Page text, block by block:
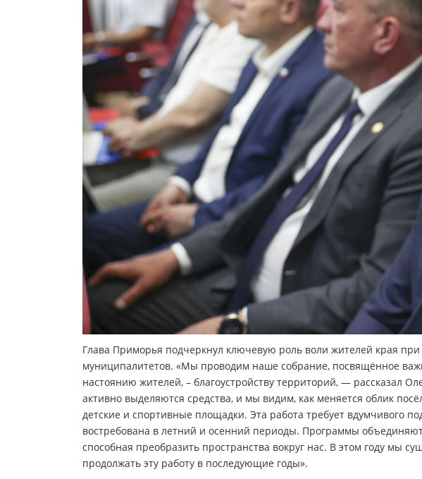
Глава Приморья подчеркнул ключевую роль воли жителей края
муниципалитетов. «Мы проводим наше собрание, посвящённое
настоянию жителей, – благоустройству территорий, — рассказал
активно выделяются средства, и мы видим, как меняется облик
детские и спортивные площадки. Эта работа требует вдумчивого
востребована в летний и осенний периоды. Программы
способная преобразить пространства вокруг нас. В этом году мы
продолжать эту работу в последующие годы».